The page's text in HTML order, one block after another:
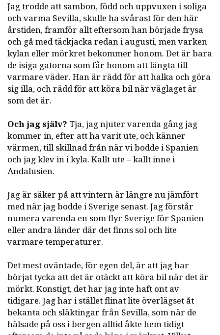
Jag trodde att sambon, född och uppvuxen i soliga
och varma Sevilla, skulle ha svårast för den här
årstiden, framför allt eftersom han började frysa
och gå med täckjacka redan i augusti, men varken
kylan eller mörkret bekommer honom. Det är bara
de isiga gatorna som får honom att längta till
varmare väder. Han är rädd för att halka och göra
sig illa, och rädd för att köra bil när väglaget är
som det är.
Och jag själv? Tja, jag njuter varenda gång jag
kommer in, efter att ha varit ute, och känner
värmen, till skillnad från när vi bodde i Spanien
och jag klev in i kyla. Kallt ute – kallt inne i
Andalusien.
Jag är säker på att vintern är längre nu jämfört
med när jag bodde i Sverige senast. Jag förstår
numera varenda en som flyr Sverige för Spanien
eller andra länder där det finns sol och lite
varmare temperaturer.
Det mest oväntade, för egen del, är att jag har
börjat tycka att det är otäckt att köra bil när det är
mörkt. Konstigt, det har jag inte haft ont av
tidigare. Jag har i stället flinat lite överlägset åt
bekanta och släktingar från Sevilla, som när de
hälsade på oss i bergen alltid åkte hem tidigt